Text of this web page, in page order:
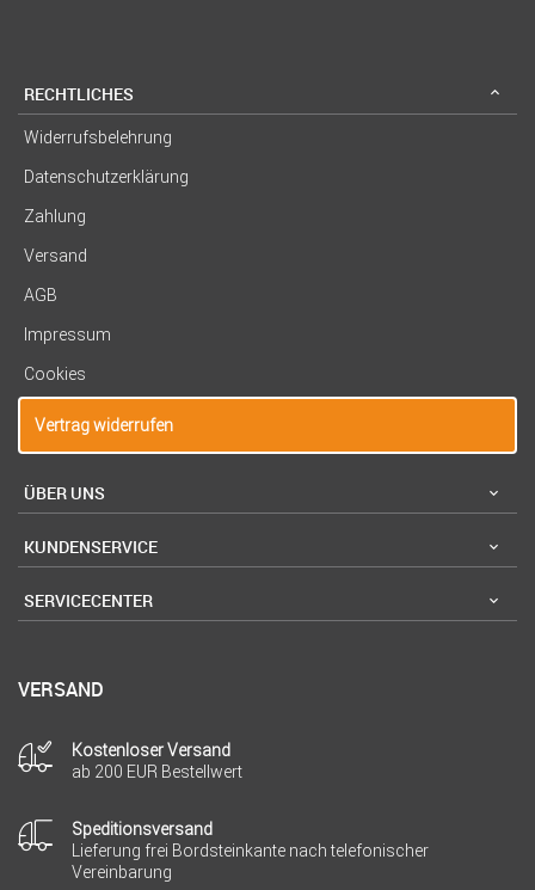
RECHTLICHES
Widerrufsbelehrung
Datenschutzerklärung
Zahlung
Versand
AGB
Impressum
Cookies
Vertrag widerrufen
ÜBER UNS
KUNDENSERVICE
SERVICECENTER
VERSAND
Kostenloser Versand
ab 200 EUR Bestellwert
Speditionsversand
Lieferung frei Bordsteinkante nach telefonischer
Vereinbarung